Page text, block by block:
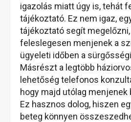
igazolás miatt úgy is, tehát
tájékoztató. Ez nem igaz,
tájékoztató segít
feleslegesen menjenek a
ügyeleti időben a
Másrészt a legtöbb
lehetőség telefonos
hogy majd utólag menjenek
Ez hasznos dolog, hiszen
beteg könnyen